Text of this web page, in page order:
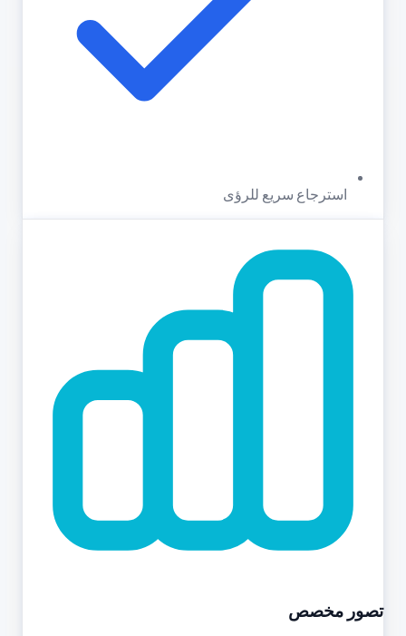
استرجاع سريع للرؤى
تصور مخصص